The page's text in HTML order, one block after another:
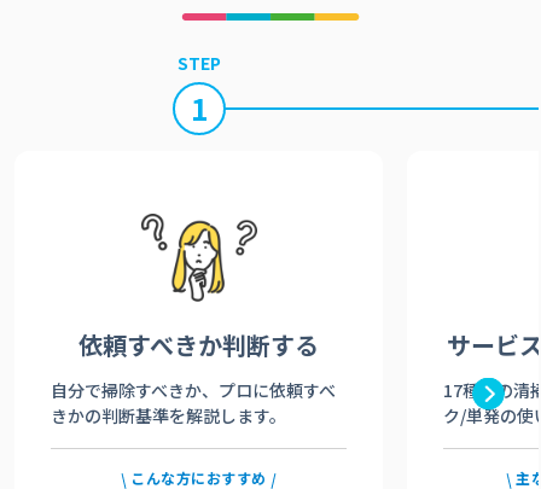
STEP
1
依頼すべきか判断する
自分で掃除すべきか、プロに依頼すべ
きかの判断基準を解説します。
こんな方におすすめ
サービ
17種類の清
ク/単発の使
主